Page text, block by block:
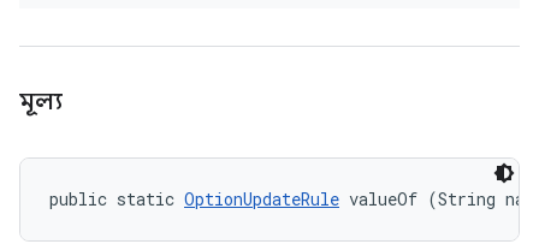
মূল্য
public static OptionUpdateRule valueOf (String